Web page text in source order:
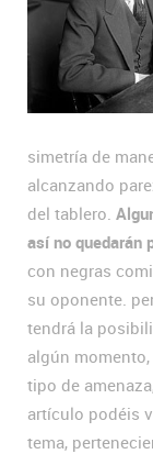
simetría de
alcanzando
del tablero.
así no quedarán
con negras
su oponente.
tendrá la
algún
tipo de
artículo podéis
tema,